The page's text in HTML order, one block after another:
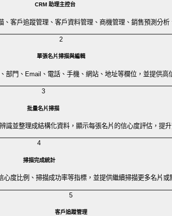
CRM 助理主控台
客戶追蹤管理、客戶資料管理、商機管理、銷售預測分析
2
單張名片掃描與編輯
部門、Email、電話、手機、網站、地址等欄位，並提供高
3
批量名片掃描
識並整理成結構化資料，顯示每張名片的信心度評估，提升
4
掃描完成統計
度比例、掃描成功率等指標，並提供繼續掃描更多名片或
5
客戶追蹤管理